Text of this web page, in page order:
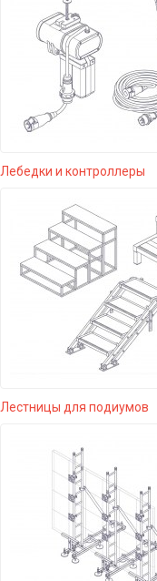
Лебедки и контроллеры
Лестницы для подиумов